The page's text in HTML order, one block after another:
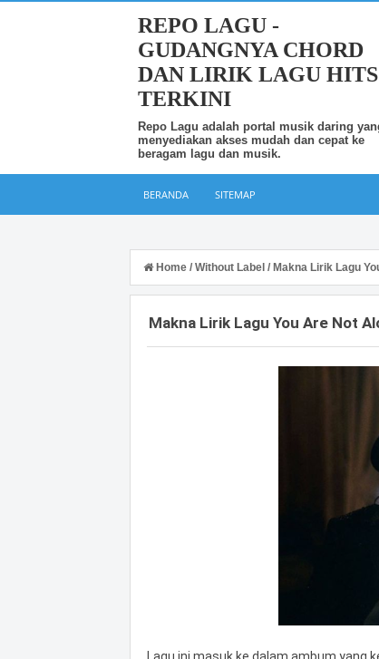
REPO LAGU -
GUDANGNYA CHORD
DAN LIRIK LAGU HITS
TERKINI
Repo Lagu adalah portal musik daring
menyediakan akses mudah dan cepat ke
beragam lagu dan musik.
BERANDA SITEMAP
Home / Without Label / Makna Lirik Lagu
Makna Lirik Lagu You Are Not